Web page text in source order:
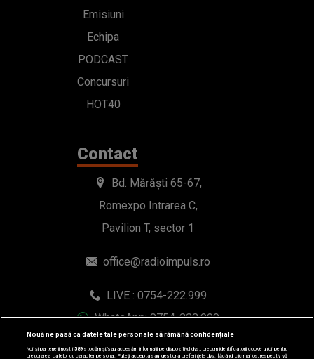
Emisiuni
Echipa
PODCAST
Concursuri
HOT40
Contact
Bd. Mărăști 65-67,
Romexpo Intrarea C,
Pavilion T, sector 1
office@radioimpuls.ro
LIVE : 0754-222.999
WhatsApp: 0754-222.999
Nouă ne pasă ca datele tale personale să rămână confidențiale
Noi și partenerii noștri589stocăm și/sau accesăm informații pe dispozitivul dvs., precum identificatorii cookie unici pentru
prelucrarea datelor cu caracter personal. Puteți accepta sau gestiona preferințele dvs. făcând clic mai jos, respectiv vă